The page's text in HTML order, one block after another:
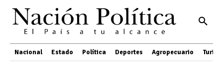
Nacional Estado Política Deportes Agropecuario